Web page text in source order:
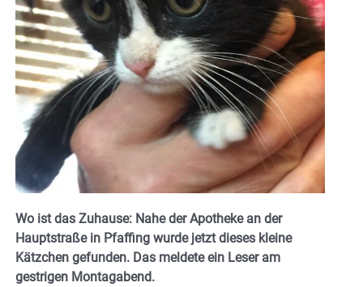
Wo ist das Zuhause: Nahe der Apotheke an der
Hauptstraße in Pfaffing wurde jetzt dieses kleine
Kätzchen gefunden. Das meldete ein Leser am
gestrigen Montagabend.